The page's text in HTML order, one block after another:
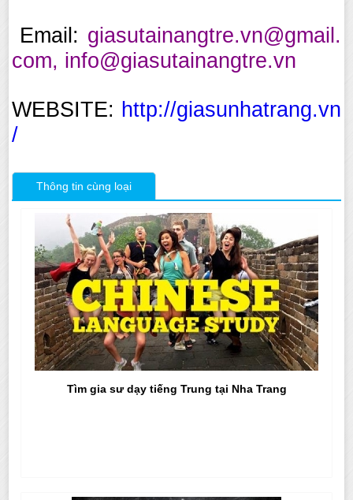
Email: giasutainangtre.vn@gmail.
com, info@giasutainangtre.vn
WEBSITE: http://giasunhatrang.vn
/
Thông tin cùng loại
Tìm gia sư dạy tiếng Trung tại Nha Trang